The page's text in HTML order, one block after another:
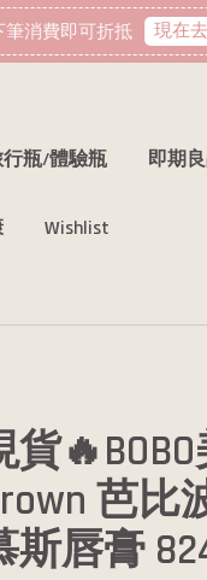
費即可折抵 現在去購
瓶/體驗瓶 即期
Wishlist
貨
芭比
斯唇膏